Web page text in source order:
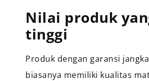
Nilai produk
tinggi
Produk dengan garansi
biasanya memiliki kualitas